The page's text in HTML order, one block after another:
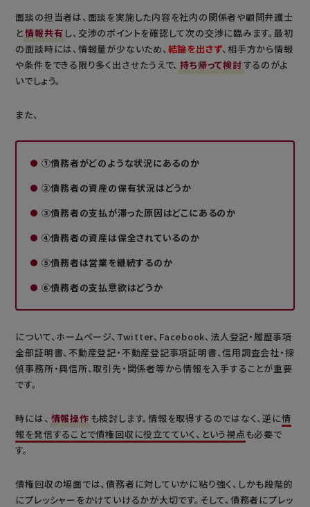
面談の担当者は、面談を実施した内容を社内の関係者や顧問弁護士
と情報共有 し、交渉のポイントを確認して次の交渉に臨みます。最初
の面談時には、情報量が少ないため、結論を出さず、相手方から情報
や条件をできる限り多く出させたうえで、 持ち帰って検討するのがよ
いでしょう。
また、
①債務者がどのような状況にあるのか
②債務者の資産の保有状況はどうか
③債務者の支払が滞った原因はどこにあるのか
④債務者の資産は保全されているのか
⑤債務者は営業を継続するのか
⑥債務者の支払意欲はどうか
について、ホームページ、Twitter、Facebook、法人登記・履歴事項
全部証明書、不動産登記・不動産登記事項証明書、信用調査会社・探
偵事務所・興信所、取引先・関係者等から情報を入手することが重要
です。
時には、 情報操作 も検討します。情報を取得するのではなく、逆に情
報を発信することで債権回収に役立てていく、という視点も必要で
す。
債権回収の場面では、債務者に対していかに粘り強く、しかも段階的
にプレッシャーをかけていけるかが大切です。そして、債務者にプレッ